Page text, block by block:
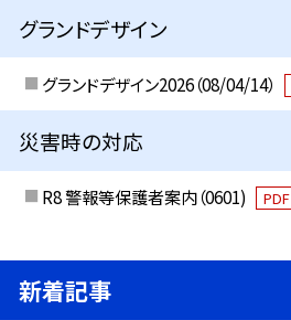
グランドデザイン
グランドデザイン2026（08/04/14）
災害時の対応
R8 警報等保護者案内（0601) PDF
新着記事